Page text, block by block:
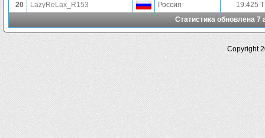
20
LazyReLax_R153 Россия
19.425
Статистика обновлена 7
Copyright